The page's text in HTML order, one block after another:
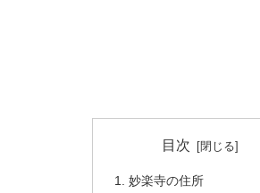
目次
妙楽寺の住所